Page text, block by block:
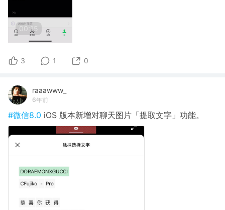
00:15
3 1 0
raaawww_
6年前
#微信8.0 iOS 版本新增对聊天图片「提取文字」功能。